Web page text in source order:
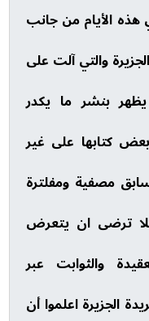
الأيام من جانب
والتي آلت على
بنشر ما يكدر
كتابها على غير
مصفية ومفلترة
ترضى ان يتعرض
والثوابت عبر
الجزيرة اعلموا أن